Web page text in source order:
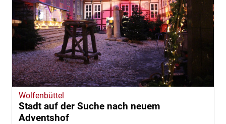
Wolfenbüttel
Stadt auf der Suche nach neuem
Adventshof